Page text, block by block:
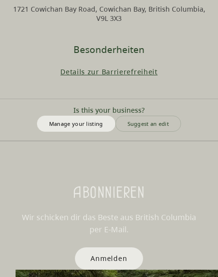
Besonderheiten
Details zur Barrierefreiheit
Is this your business?
Manage your listing Suggest an edit
1721 Cowichan Bay Road, Cowichan Bay, British Columbia,
V9L 3X3
Abonnieren
Wir schicken dir das Beste aus British Columbia
per E-Mail.
Anmelden